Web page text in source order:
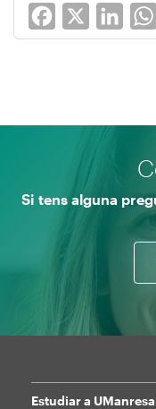
Facebook
Si tens alguna
Estudiar a UManresa